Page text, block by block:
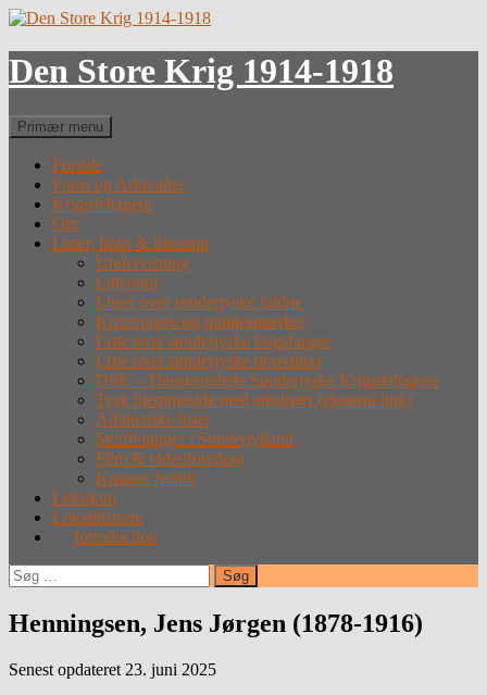
Hop
indhold
Den Store Krig 1914-1918
Søg
Primær menu
Forside
Fotos og Arkivalier
Krigsdeltagere
Om
Lister, links & litteratur
Undervisning
Litteratur
Lister over sønderjyske faldne
Krigergrave og mindesmærker
Liste over sønderjyske krigsfanger
Liste over sønderjyske desertører
DSK – Dansksindede Sønderjyske Krigsdeltagere
Tysk hjemmeside med tabslister (eksternt link)
Alfabetiske lister
Straffefanger i Sønderjylland
Film & videoforedrag
Krigens forløb
Leksikon
Lokalhistorie
Introduction
Søg
efter:
Henningsen, Jens Jørgen (1878-1916)
Senest opdateret 23. juni 2025